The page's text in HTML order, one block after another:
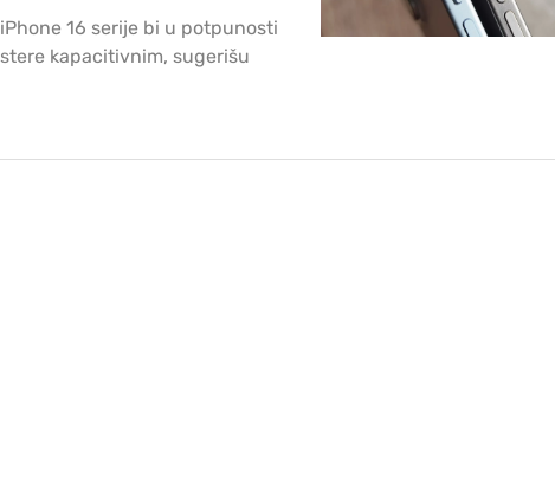
16 serije bi u potpunosti
kapacitivnim, sugerišu